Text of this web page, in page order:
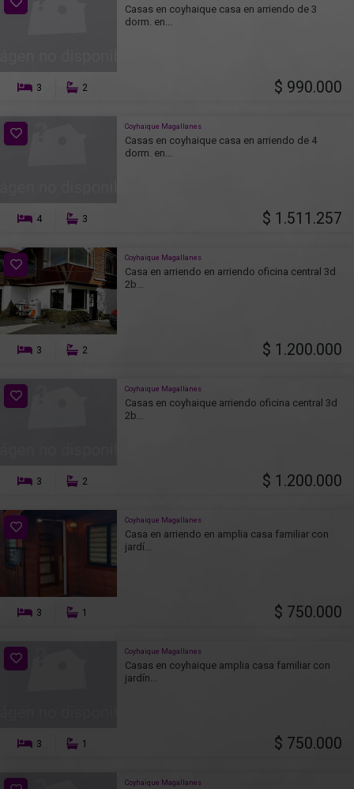
Casas en coyhaique casa en arriendo de 3
dorm. en...
3 2 $ 990.000
Coyhaique Magallanes
Casas en coyhaique casa en arriendo de 4
dorm. en...
4 3 $ 1.511.257
Coyhaique Magallanes
Casa en arriendo en arriendo oficina central 3d
2b...
3 2 $ 1.200.000
Coyhaique Magallanes
Casas en coyhaique arriendo oficina central 3d
2b...
3 2 $ 1.200.000
Coyhaique Magallanes
Casa en arriendo en amplia casa familiar con
jardí...
3 1 $ 750.000
Coyhaique Magallanes
Casas en coyhaique amplia casa familiar con
jardín...
3 1 $ 750.000
Coyhaique Magallanes